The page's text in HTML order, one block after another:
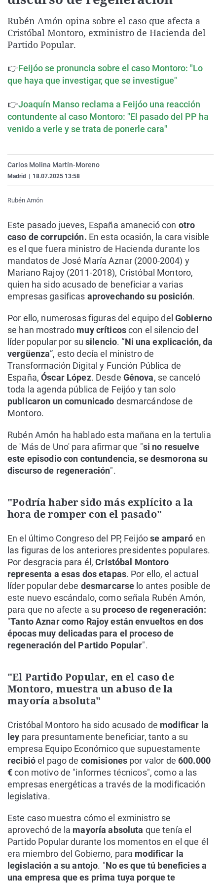
Gente viajera
Retornados
Galicia
País Vasco
Televisión
Rubén Amón opina sobre el caso que afecta a
Cristóbal Montoro, exministro de Hacienda del
Partido Popular.
👉Feijóo se pronuncia sobre el caso Montoro: "Lo
que haya que investigar, que se investigue"
👉Joaquín Manso reclama a Feijóo una reacción
contundente al caso Montoro: "El pasado del PP ha
venido a verle y se trata de ponerle cara"
Carlos Molina Martín-Moreno
Madrid 18.07.2025 13:58
Rubén Amón
Este pasado jueves, España amaneció con otro
caso de corrupción. En esta ocasión, la cara visible
es el que fuera ministro de Hacienda durante los
mandatos de José María Aznar (2000-2004) y
Mariano Rajoy (2011-2018), Cristóbal Montoro,
quien ha sido acusado de beneficiar a varias
empresas gasificas aprovechando su posición.
Por ello, numerosas figuras del equipo delGobierno
se han mostrado muy críticoscon el silencio del
líder popular por su silencio. “Ni una explicación, da
vergüenza”, esto decía el ministro de
Transformación Digital y Función Pública de
España,Óscar López. Desde Génova, se canceló
toda la agenda pública de Feijóo y tan solo
publicaron un comunicado desmarcándose de
Montoro.
Rubén Amón ha hablado esta mañana en la tertulia
de 'Más de Uno' para afirmar que "si no resuelve
este episodio con contundencia, se desmorona su
discurso de regeneración".
"Podría haber sido más explícito a la
hora de romper con el pasado"
En el último Congreso del PP, Feijóose amparó en
las figuras de los anteriores presidentes populares.
Por desgracia para él, Cristóbal Montoro
representa a esas dos etapas. Por ello, el actual
líder popular debe desmarcarse lo antes posible de
este nuevo escándalo, como señala Rubén Amón,
para que no afecte a su proceso de regeneración:
"Tanto Aznar como Rajoy están envueltos en dos
épocas muy delicadas para el proceso de
regeneración del Partido Popular".
"El Partido Popular, en el caso de
Montoro, muestra un abuso de la
mayoría absoluta"
Cristóbal Montoro ha sido acusado de modificar la
ley para presuntamente beneficiar, tanto a su
empresa Equipo Económico que supuestamente
recibióel pago de comisiones por valor de600.000
€con motivo de "informes técnicos", como a las
empresas energéticas a través de la modificación
legislativa.
Este caso muestra cómo el exministro se
aprovechó de la mayoría absoluta que tenía el
Partido Popular durante los momentos en el que él
era miembro del Gobierno, para modificar la
legislación a su antojo. "No es que tú beneficies a
una empresa que es prima tuya porque te